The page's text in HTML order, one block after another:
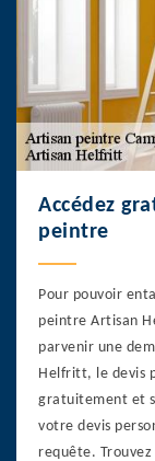
Accédez
peintre
Pour pouvoir
peintre Artisan
parvenir une
Helfritt, le devis
gratuitement et
votre devis
requête.